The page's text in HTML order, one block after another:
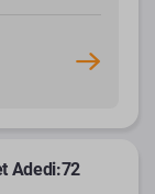
Adedi:72